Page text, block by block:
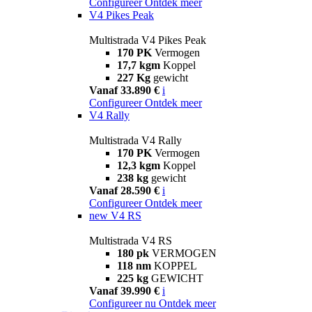
V4 Pikes Peak
Multistrada V4 Pikes Peak
170 PK Vermogen
17,7 kgm Koppel
227 Kg gewicht
Vanaf 33.890 € i
Configureer Ontdek meer
V4 Rally
Multistrada V4 Rally
170 PK Vermogen
12,3 kgm Koppel
238 kg gewicht
Vanaf 28.590 € i
Configureer Ontdek meer
new V4 RS
Multistrada V4 RS
180 pk VERMOGEN
118 nm KOPPEL
225 kg GEWICHT
Vanaf 39.990 € i
Configureer nu Ontdek meer